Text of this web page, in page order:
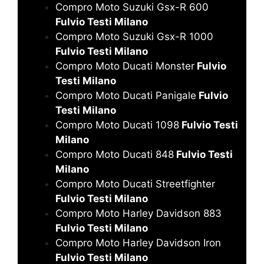
Compro Moto Suzuki Gsx-R 600
Fulvio Testi Milano
Compro Moto Suzuki Gsx-R 1000
Fulvio Testi Milano
Compro Moto Ducati Monster Fulvio
Testi Milano
Compro Moto Ducati Panigale Fulvio
Testi Milano
Compro Moto Ducati 1098 Fulvio Testi
Milano
Compro Moto Ducati 848 Fulvio Testi
Milano
Compro Moto Ducati Streetfighter
Fulvio Testi Milano
Compro Moto Harley Davidson 883
Fulvio Testi Milano
Compro Moto Harley Davidson Iron
Fulvio Testi Milano